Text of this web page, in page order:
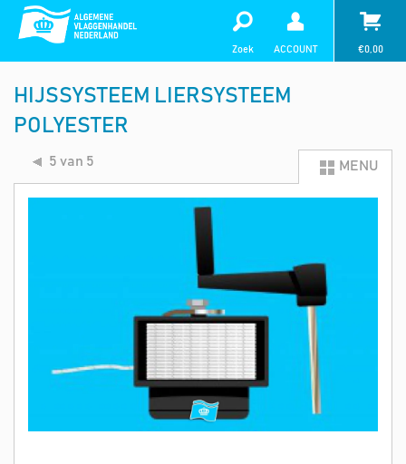
Zoek ACCOUNT €0,00
HIJSSYSTEEM LIERSYSTEEM
POLYESTER
5 van 5 MENU